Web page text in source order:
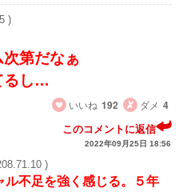
)
第だなぁ
るし…
いいね 192 ダメ 4
このコメントに返信
2022年09月25日 18:56
)
ル不足を強く感じる。５年